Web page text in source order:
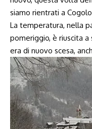
siamo rientrati a
La temperatura, nella
pomeriggio, è riuscita a
era di nuovo scesa,